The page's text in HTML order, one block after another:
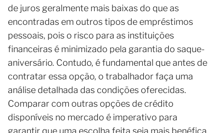
de juros geralmente mais baixas do que as
encontradas em outros tipos de empréstimos
pessoais, pois o risco para as instituições
financeiras é minimizado pela garantia do saque-
aniversário. Contudo, é fundamental que antes de
contratar essa opção, o trabalhador faça uma
análise detalhada das condições oferecidas.
Comparar com outras opções de crédito
disponíveis no mercado é imperativo para
garantir que uma escolha feita seja mais benéfica